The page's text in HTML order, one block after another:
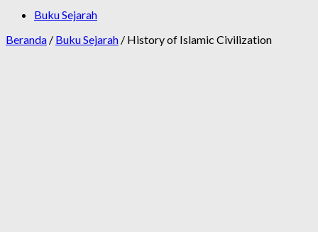
Buku Sejarah
Beranda / Buku Sejarah / History of Islamic Civilization